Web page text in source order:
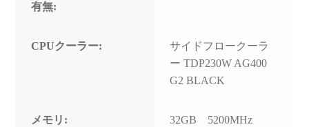
有無:
CPUクーラー:
サイドフロークーラ
ー TDP230W AG400
G2 BLACK
メモリ:
32GB 5200MHz